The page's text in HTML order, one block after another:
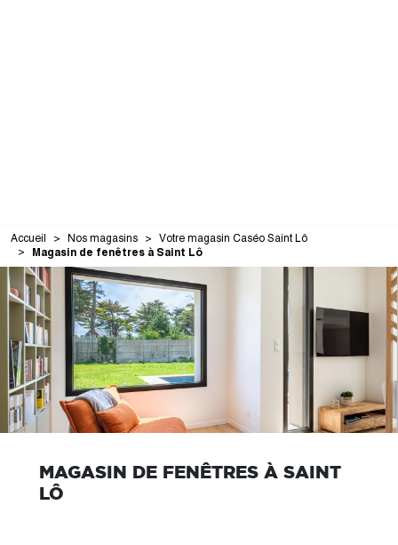
Accueil Nos magasins Votre magasin Caséo Saint Lô
Magasin de fenêtres à Saint Lô
MAGASIN DE FENÊTRES À SAINT
LÔ